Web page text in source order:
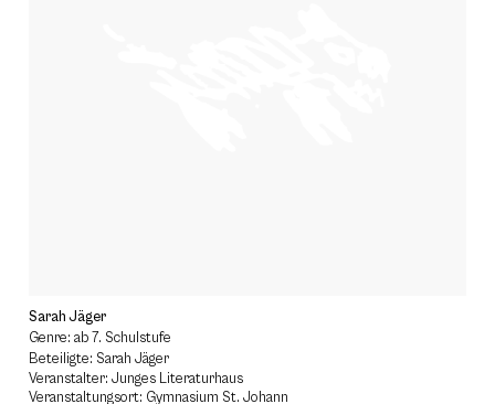
Sarah Jäger
Genre: ab 7. Schulstufe
Beteiligte: Sarah Jäger
Veranstalter: Junges Literaturhaus
Veranstaltungsort: Gymnasium St. Johann